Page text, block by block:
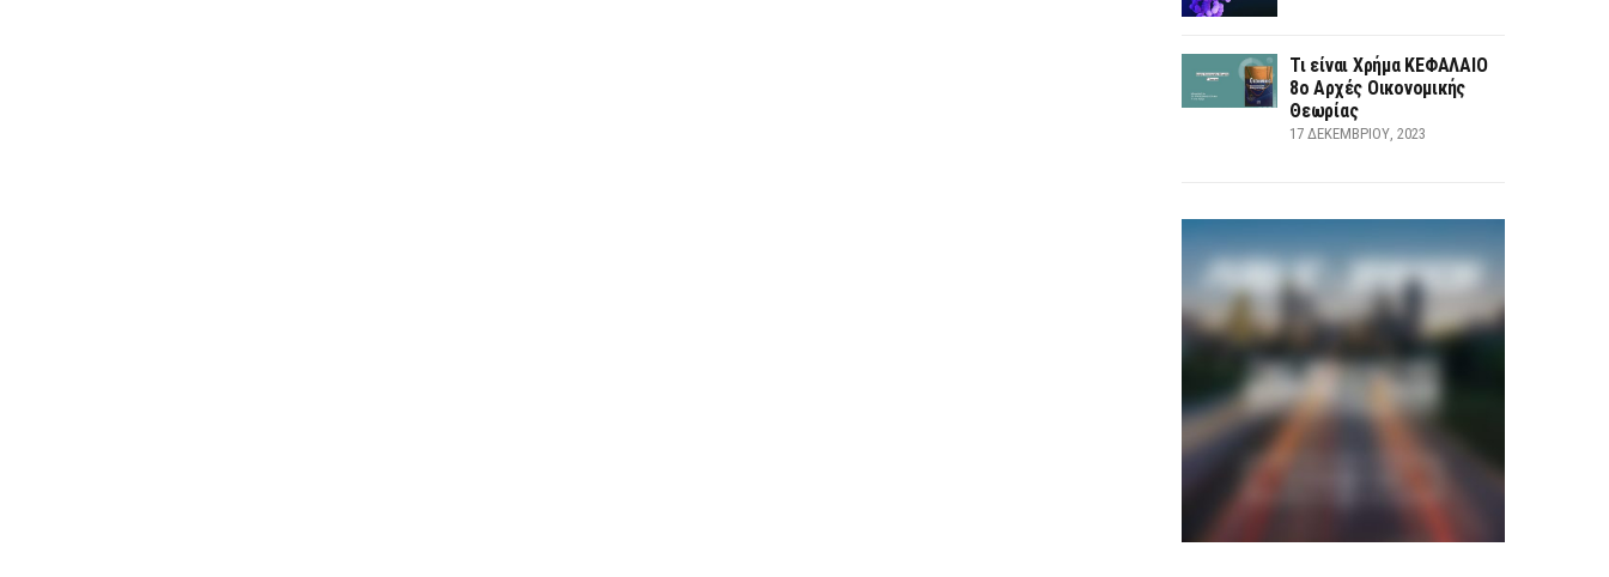
Τι είναι Χρήμα ΚΕΦΑΛΑΙΟ
8ο Αρχές Οικονομικής
Θεωρίας
17 ΔΕΚΕΜΒΡΊΟΥ, 2023